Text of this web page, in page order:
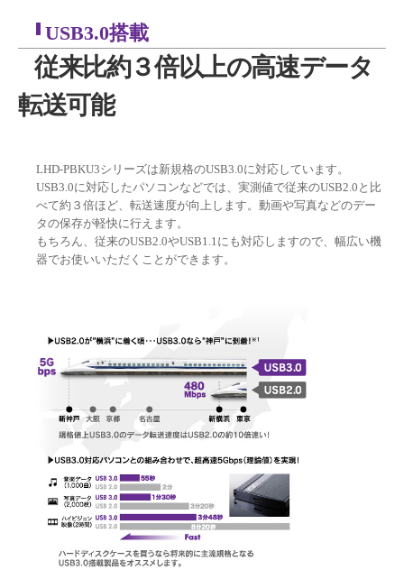
USB3.0搭載
従来比約３倍以上の高速データ
転送可能
LHD-PBKU3シリーズは新規格のUSB3.0に対応しています。
USB3.0に対応したパソコンなどでは、実測値で従来のUSB2.0と比
べて約３倍ほど、転送速度が向上します。動画や写真などのデー
タの保存が軽快に行えます。
もちろん、従来のUSB2.0やUSB1.1にも対応しますので、幅広い機
器でお使いいただくことができます。